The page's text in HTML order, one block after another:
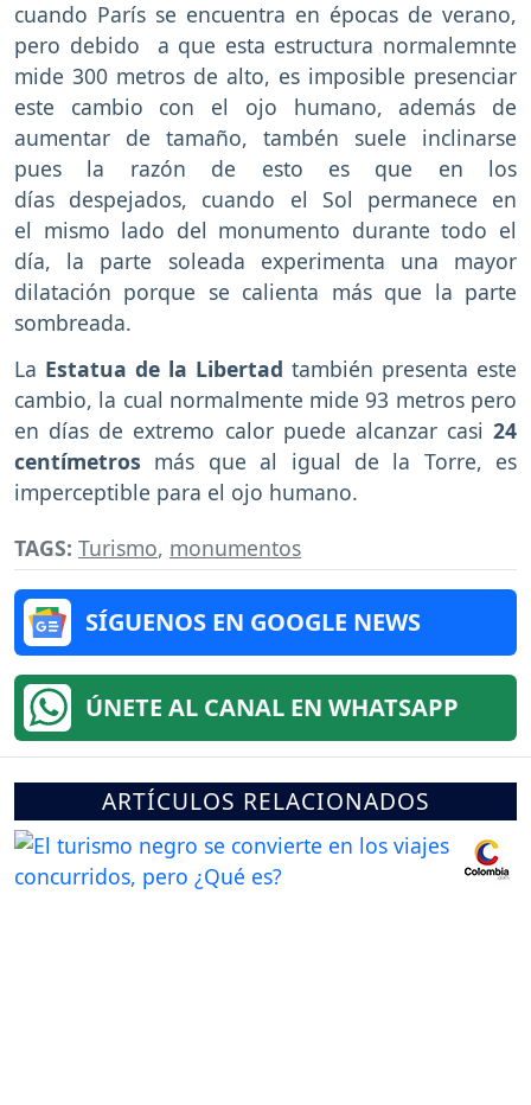
cuando París se encuentra en épocas de verano,
pero debido a que esta estructura normalemnte
mide 300 metros de alto, es imposible presenciar
este cambio con el ojo humano, además de
aumentar de tamaño, tambén suele inclinarse
pues la razón de esto es que en los
días despejados, cuando el Sol permanece en
el mismo lado del monumento durante todo el
día, la parte soleada experimenta una mayor
dilatación porque se calienta más que la parte
sombreada.
La Estatua de la Libertad también presenta este
cambio, la cual normalmente mide 93 metros pero
en días de extremo calor puede alcanzar casi 24
centímetros más que al igual de la Torre, es
imperceptible para el ojo humano.
TAGS: Turismo, monumentos
SÍGUENOS EN GOOGLE NEWS
ÚNETE AL CANAL EN WHATSAPP
ARTÍCULOS RELACIONADOS